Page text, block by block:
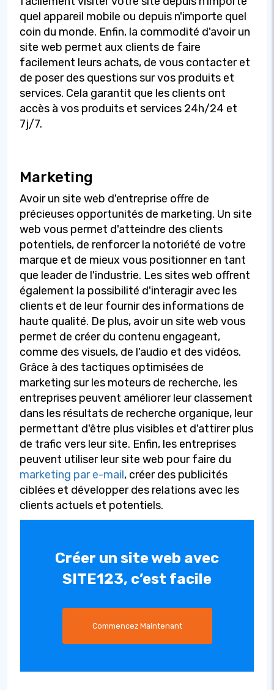
quel appareil mobile ou depuis n'importe quel
coin du monde. Enfin, la commodité d'avoir un
site web permet aux clients de faire
facilement leurs achats, de vous contacter et
de poser des questions sur vos produits et
services. Cela garantit que les clients ont
accès à vos produits et services 24h/24 et
7j/7.
Marketing
Avoir un site web d'entreprise offre de
précieuses opportunités de marketing. Un site
web vous permet d'atteindre des clients
potentiels, de renforcer la notoriété de votre
marque et de mieux vous positionner en tant
que leader de l'industrie. Les sites web offrent
également la possibilité d'interagir avec les
clients et de leur fournir des informations de
haute qualité. De plus, avoir un site web vous
permet de créer du contenu engageant,
comme des visuels, de l'audio et des vidéos.
Grâce à des tactiques optimisées de
marketing sur les moteurs de recherche, les
entreprises peuvent améliorer leur classement
dans les résultats de recherche organique, leur
permettant d'être plus visibles et d'attirer plus
de trafic vers leur site. Enfin, les entreprises
peuvent utiliser leur site web pour faire du
marketing par e-mail, créer des publicités
ciblées et développer des relations avec les
clients actuels et potentiels.
Créer un site web avec
SITE123, c’est facile
Commencez Maintenant